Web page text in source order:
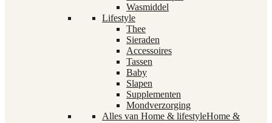
Wasmiddel
Lifestyle
Thee
Sieraden
Accessoires
Tassen
Baby
Slapen
Supplementen
Mondverzorging
Alles van Home & lifestyleHome &